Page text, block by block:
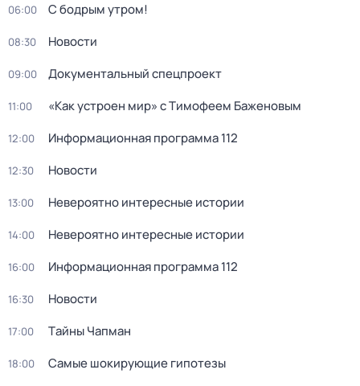
06:00 С бодрым утром!
08:30 Новости
09:00 Документальный спецпpоeкт
11:00 «Как устроен мир» с Тимофеем Баженовым
12:00 Информационная программа 112
12:30 Новости
13:00 Невероятно интересные истории
14:00 Невероятно интересные истории
16:00 Информационная программа 112
16:30 Новости
17:00 Тaйны Чапман
18:00 Самые шoкиpующие гипотезы